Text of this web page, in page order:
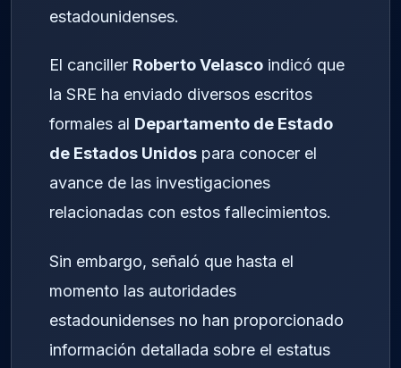
estadounidenses.
El canciller Roberto Velasco indicó que
la SRE ha enviado diversos escritos
formales al Departamento de Estado
de Estados Unidos para conocer el
avance de las investigaciones
relacionadas con estos fallecimientos.
Sin embargo, señaló que hasta el
momento las autoridades
estadounidenses no han proporcionado
información detallada sobre el estatus